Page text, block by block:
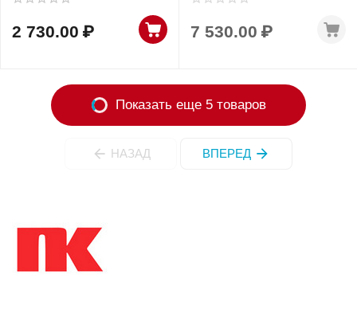
2 730.00 ₽ 7 530.00 ₽
Показать еще 5 товаров
НАЗАД ВПЕРЕД